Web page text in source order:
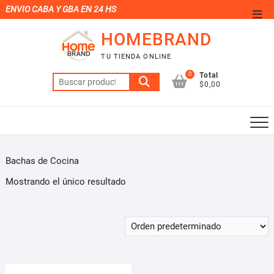
Saltar
al
ENVIO CABA Y GBA EN 24 HS
HOMEBRAND
TU TIENDA ONLINE
Buscar
por:
0
Total
$0,00
Bachas de Cocina
Mostrando el único resultado